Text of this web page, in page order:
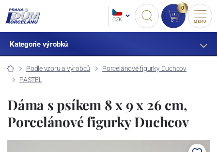
CZK
0
MENU
Kategorie výrobků
Podle vzoru a výrobců
Porcelánové figurky Duchcov
PASTEL
Dáma s psíkem 8 x 9 x 26 cm,
Porcelánové figurky Duchcov